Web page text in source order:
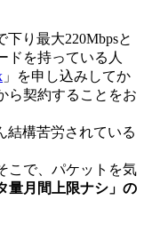
り最大220Mbpsと
ドを持っている人
」を申し込みしてか
ら契約することをお
結構苦労されている
こで、パケットを気
量月間上限ナシ」の